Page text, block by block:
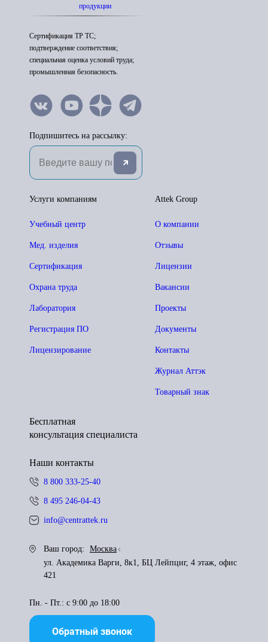
продукции
Сертификация ТР ТС;
подтверждение соответствия;
специальная оценка условий труда;
промышленная безопасность.
Подпишитесь на рассылку:
Attek Group
О компании
Отзывы
Лицензии
Вакансии
Проекты
Документы
Контакты
Журнал Аттэк
Товарный знак
Услуги компаниям
Учебный центр
Мед. изделия
Сертификация
Охрана труда
Лаборатория
Регистрация ПО
Лицензирование
Бесплатная
консультация специалиста
Наши контакты
8 800 333-25-40
8 495 246-04-43
info@centrattek.ru
Ваш город:
Москва
ул. Академика Варги, 8к1, БЦ Лейпциг, 4 этаж, офис
421
Пн. - Пт.: с 9:00 до 18:00
Обратный звонок